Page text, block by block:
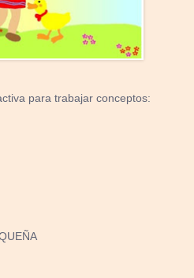
para trabajar conceptos: